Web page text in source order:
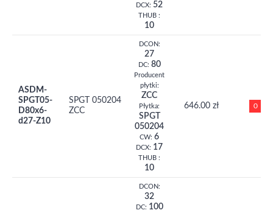
DCX: 52
THUB :
10
ASDM-
SPGT05-
D80x6-
d27-Z10
SPGT 050204
ZCC
DCON:
27
DC: 80
Producent
płytki:
ZCC
Płytka:
SPGT
050204
CW: 6
DCX: 17
THUB :
10
646.00 zł 0
DCON:
32
DC: 100